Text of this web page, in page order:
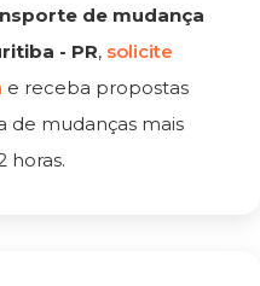
de mudança
- PR, solicite
e receba propostas
de mudanças mais
horas.